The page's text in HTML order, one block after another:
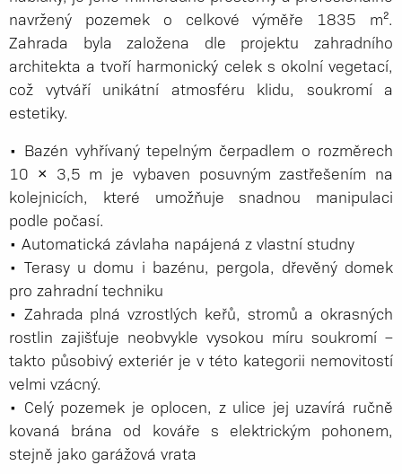
navržený pozemek o celkové výměře 1835 m².
Zahrada byla založena dle projektu zahradního
architekta a tvoří harmonický celek s okolní vegetací,
což vytváří unikátní atmosféru klidu, soukromí a
estetiky.
• Bazén vyhřívaný tepelným čerpadlem o rozměrech
10 × 3,5 m je vybaven posuvným zastřešením na
kolejnicích, které umožňuje snadnou manipulaci
podle počasí.
• Automatická závlaha napájená z vlastní studny
• Terasy u domu i bazénu, pergola, dřevěný domek
pro zahradní techniku
• Zahrada plná vzrostlých keřů, stromů a okrasných
rostlin zajišťuje neobvykle vysokou míru soukromí –
takto působivý exteriér je v této kategorii nemovitostí
velmi vzácný.
• Celý pozemek je oplocen, z ulice jej uzavírá ručně
kovaná brána od kováře s elektrickým pohonem,
stejně jako garážová vrata